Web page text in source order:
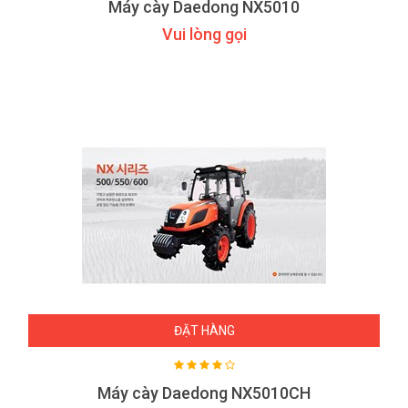
Máy cày Daedong NX5010
Vui lòng gọi
ĐẶT HÀNG
Máy cày Daedong NX5010CH